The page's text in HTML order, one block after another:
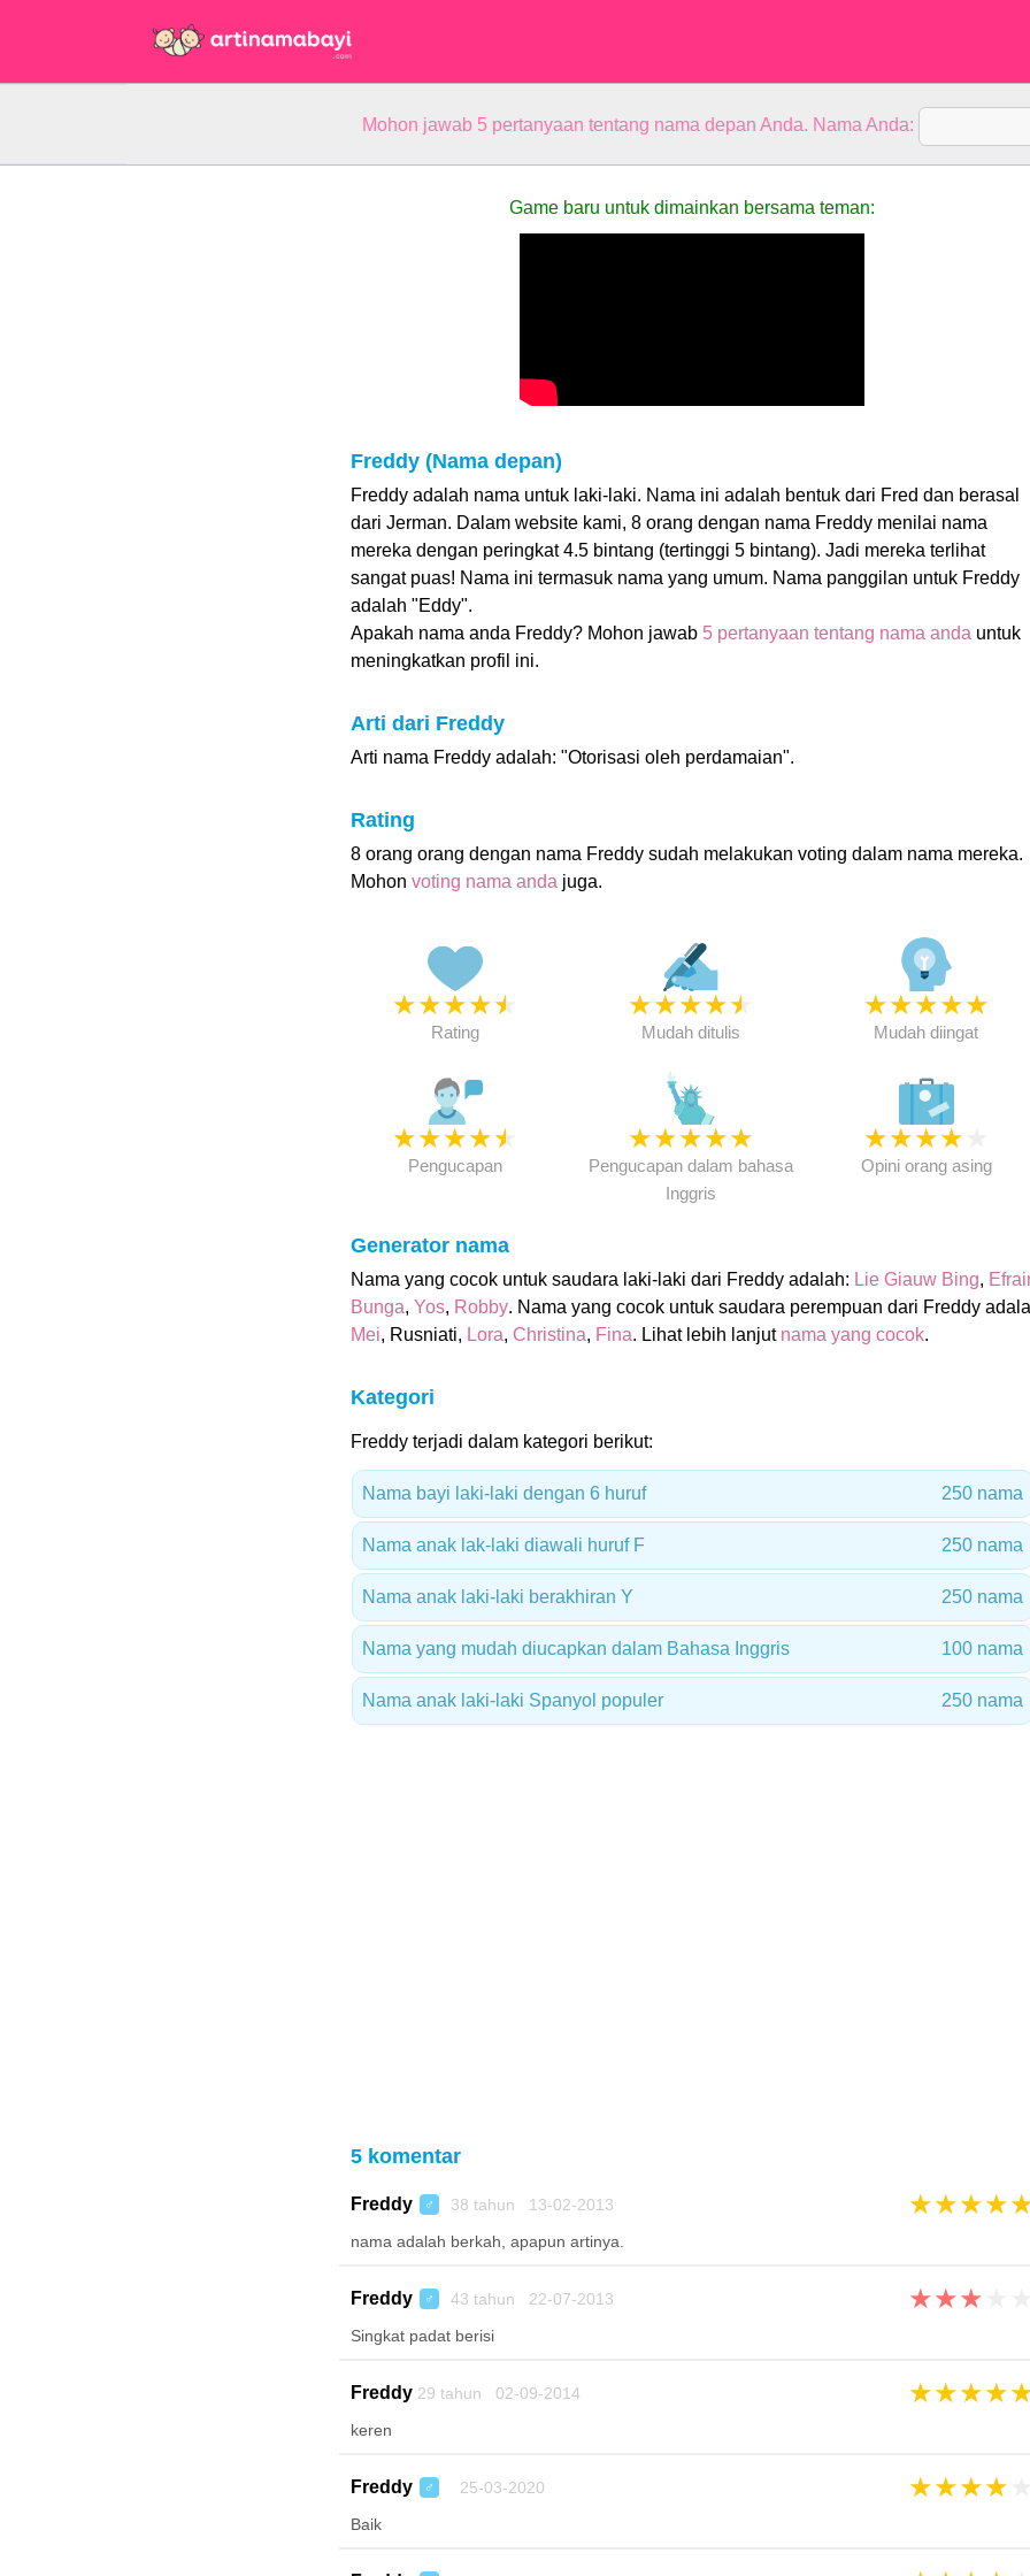
Mohon jawab 5 pertanyaan tentang nama depan Anda. Nama Anda:
Game baru untuk dimainkan bersama teman:
Freddy (Nama depan)
Freddy adalah nama untuk laki-laki. Nama ini adalah bentuk dari Fred dan berasal
dari Jerman. Dalam website kami, 8 orang dengan nama Freddy menilai nama
mereka dengan peringkat 4.5 bintang (tertinggi 5 bintang). Jadi mereka terlihat
sangat puas! Nama ini termasuk nama yang umum. Nama panggilan untuk Freddy
adalah "Eddy".
Apakah nama anda Freddy? Mohon jawab 5 pertanyaan tentang nama anda untuk
meningkatkan profil ini.
Arti dari Freddy
Arti nama Freddy adalah: "Otorisasi oleh perdamaian".
Rating
8 orang orang dengan nama Freddy sudah melakukan voting dalam nama mereka.
Mohon voting nama anda juga.
★★★★★
Rating
★★★★★
Mudah ditulis
★★★★★
Mudah diingat
★★★★★
Pengucapan
★★★★★
Pengucapan dalam bahasa
Inggris
★★★★
Opini orang asing
Generator nama
Nama yang cocok untuk saudara laki-laki dari Freddy adalah: Lie Giauw Bing,
Bunga, Yos, Robby. Nama yang cocok untuk saudara perempuan dari Freddy
Mei, Rusniati, Lora, Christina, Fina. Lihat lebih lanjut nama yang cocok.
Kategori
Freddy terjadi dalam kategori berikut:
Nama bayi laki-laki dengan 6 huruf 250 nama
Nama anak lak-laki diawali huruf F 250 nama
Nama anak laki-laki berakhiran Y 250 nama
Nama yang mudah diucapkan dalam Bahasa Inggris 100 nama
Nama anak laki-laki Spanyol populer 250 nama
5 komentar
Freddy ♂ 38 tahun 13-02-2013 ★★★★
nama adalah berkah, apapun artinya.
Freddy ♂ 43 tahun 22-07-2013 ★★★
Singkat padat berisi
Freddy29 tahun 02-09-2014 ★★★★
keren
Freddy ♂ 25-03-2020 ★★★★
Baik